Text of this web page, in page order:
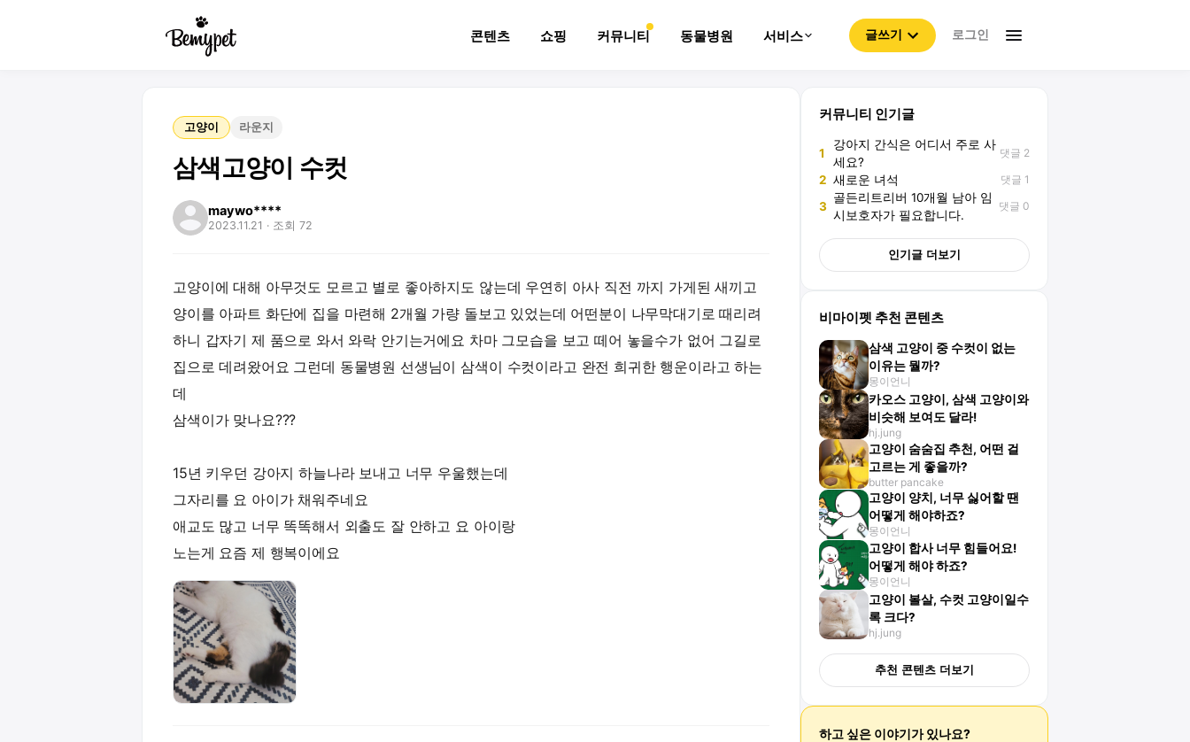
콘텐츠 쇼핑 커뮤니티 동물병원 서비스 글쓰기 로그인
고양이 라운지
삼색고양이 수컷
maywo****
2023.11.21 · 조회 72
고양이에 대해 아무것도 모르고 별로 좋아하지도 않는데 우연히 아사 직전 까지 가게된 새끼고
양이를 아파트 화단에 집을 마련해 2개월 가량 돌보고 있었는데 어떤분이 나무막대기로 때리려
하니 갑자기 제 품으로 와서 와락 안기는거에요 차마 그모습을 보고 떼어 놓을수가 없어 그길로
집으로 데려왔어요 그런데 동물병원 선생님이 삼색이 수컷이라고 완전 희귀한 행운이라고 하는
데
삼색이가 맞나요???
15년 키우던 강아지 하늘나라 보내고 너무 우울했는데
그자리를 요 아이가 채워주네요
애교도 많고 너무 똑똑해서 외출도 잘 안하고 요 아이랑
커뮤니티 인기글
1
강아지 간식은 어디서 주로 사
세요?
댓글 2
2 새로운 녀석 댓글 1
3
골든리트리버 10개월 남아 임
시보호자가 필요합니다.
댓글 0
인기글 더보기
비마이펫 추천 콘텐츠
삼색 고양이 중 수컷이 없는
이유는 뭘까?
몽이언니
카오스 고양이, 삼색 고양이와
비슷해 보여도 달라!
hj.jung
고양이 숨숨집 추천, 어떤 걸
고르는 게 좋을까?
butter pancake
고양이 양치, 너무 싫어할 땐
어떻게 해야하죠?
몽이언니
고양이 합사 너무 힘들어요!
어떻게 해야 하죠?
몽이언니
고양이 볼살, 수컷 고양이일수
록 크다?
hj.jung
추천 콘텐츠 더보기
하고 싶은 이야기가 있나요?